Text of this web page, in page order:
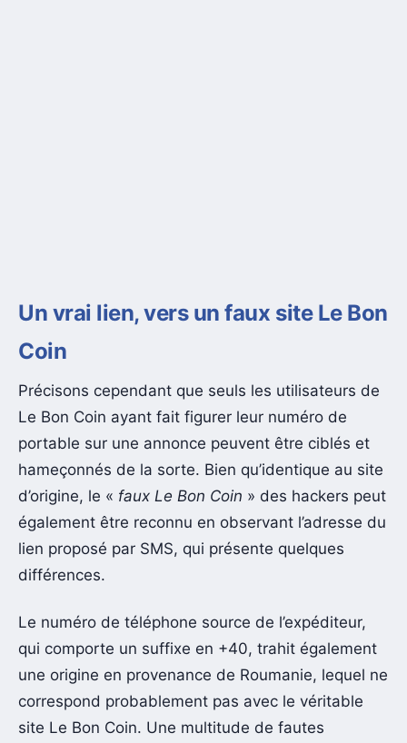
Un vrai lien, vers un faux site Le Bon
Coin
Précisons cependant que seuls les utilisateurs de
Le Bon Coin ayant fait figurer leur numéro de
portable sur une annonce peuvent être ciblés et
hameçonnés de la sorte. Bien qu’identique au site
d’origine, le « faux Le Bon Coin » des hackers peut
également être reconnu en observant l’adresse du
lien proposé par SMS, qui présente quelques
différences.
Le numéro de téléphone source de l’expéditeur,
qui comporte un suffixe en +40, trahit également
une origine en provenance de Roumanie, lequel ne
correspond probablement pas avec le véritable
site Le Bon Coin. Une multitude de fautes